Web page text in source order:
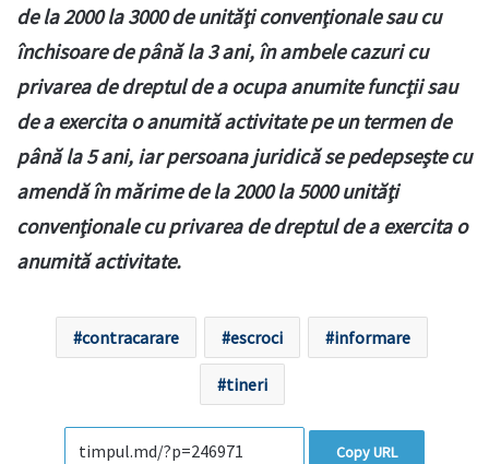
de la 2000 la 3000 de unităţi convenţionale sau cu
închisoare de până la 3 ani, în ambele cazuri cu
privarea de dreptul de a ocupa anumite funcţii sau
de a exercita o anumită activitate pe un termen de
până la 5 ani, iar persoana juridică se pedepseşte cu
amendă în mărime de la 2000 la 5000 unităţi
convenţionale cu privarea de dreptul de a exercita o
anumită activitate.
contracarare escroci informare
tineri
Copy URL